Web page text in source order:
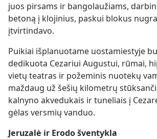
juos pirsams ir bangolaužiams,
betoną į klojinius, paskui blokus
įtvirtindavo.
Puikiai išplanuotame uostamiestyje
dedikuota Cezariui Augustui, rūmai,
vietų teatras ir požeminis nuotekų
maždaug už šešių kilometrų
kalnyno akvedukais ir tuneliais į
gėlas versmių vanduo.
Jeruzalė ir Erodo šventykla